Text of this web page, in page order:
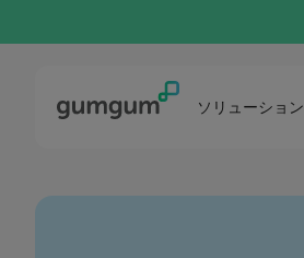
ソリューション